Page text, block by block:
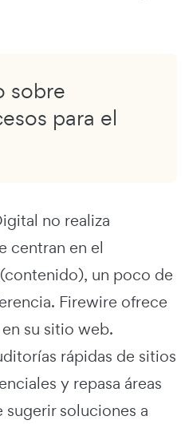
sobre
para el
no realiza
centran en el
un poco de
Firewire ofrece
su sitio web.
rápidas de sitios
y repasa áreas
sugerir soluciones a